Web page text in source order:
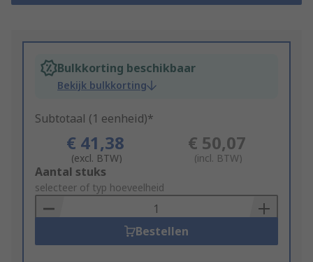
Bulkkorting beschikbaar
Bekijk bulkkorting
Subtotaal (1 eenheid)*
€ 41,38
(excl. BTW)
€ 50,07
(incl. BTW)
Add
to
Basket
Aantal stuks
selecteer of typ hoeveelheid
Bestellen